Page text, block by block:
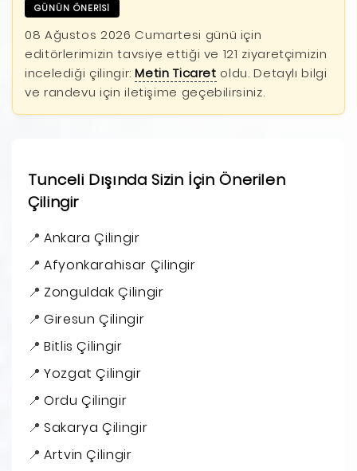
GÜNÜN ÖNERİSİ
08 Ağustos 2026 Cumartesi günü için
editörlerimizin tavsiye ettiği ve 121 ziyaretçimizin
incelediği çilingir:Metin Ticaret oldu. Detaylı bilgi
ve randevu için iletişime geçebilirsiniz.
Tunceli Dışında Sizin İçin Önerilen
Çilingir
Ankara Çilingir
Afyonkarahisar Çilingir
Zonguldak Çilingir
Giresun Çilingir
Bitlis Çilingir
Yozgat Çilingir
Ordu Çilingir
Sakarya Çilingir
Artvin Çilingir